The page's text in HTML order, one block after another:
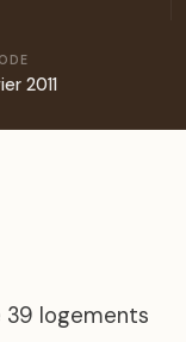
2011
39 logements